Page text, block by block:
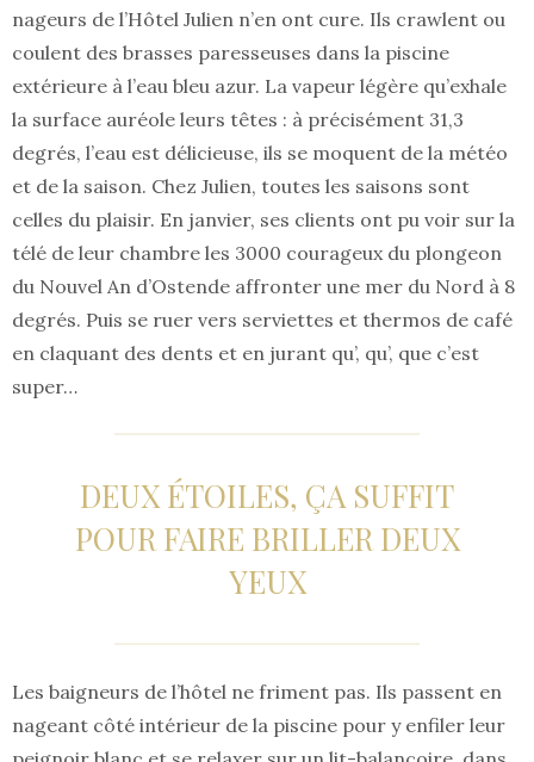
nageurs de l’Hôtel Julien n’en ont cure. Ils crawlent ou
coulent des brasses paresseuses dans la piscine
extérieure à l’eau bleu azur. La vapeur légère qu’exhale
la surface auréole leurs têtes : à précisément 31,3
degrés, l’eau est délicieuse, ils se moquent de la météo
et de la saison. Chez Julien, toutes les saisons sont
celles du plaisir. En janvier, ses clients ont pu voir sur la
télé de leur chambre les 3000 courageux du plongeon
du Nouvel An d’Ostende affronter une mer du Nord à 8
degrés. Puis se ruer vers serviettes et thermos de café
en claquant des dents et en jurant qu’, qu’, que c’est
super…
DEUX ÉTOILES, ÇA SUFFIT
POUR FAIRE BRILLER DEUX
YEUX
Les baigneurs de l’hôtel ne friment pas. Ils passent en
nageant côté intérieur de la piscine pour y enfiler leur